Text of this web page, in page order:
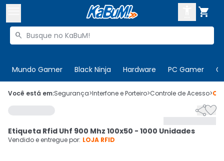

Buscar produtos

Mundo Gamer Black Ninja Hardware PC Gamer
 Olá. Acesse sua conta
 Departamentos
Cupons
CADASTRE-SE
Você está em:Segurança>Interfone e Porteiro>Controle de Acesso>

Etiqueta Rfid Uhf 900 Mhz 100x50 - 1000 Unidades
Vendido e entregue por: LOJA RFID